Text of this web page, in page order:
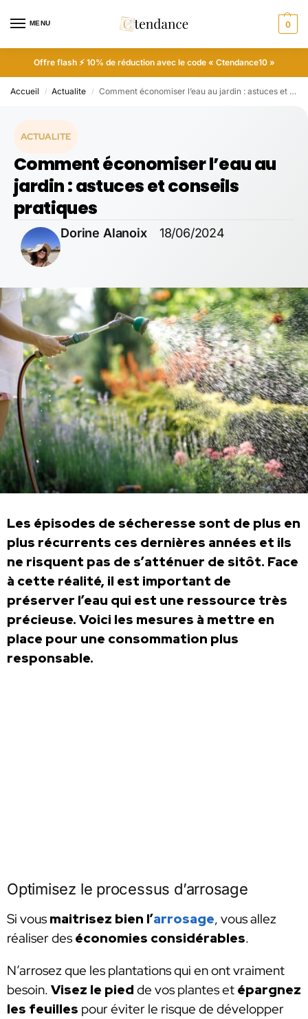
MENU 0
Offre flash ⚡ 10% de réduction avec le code « Ctendance10 »
Accueil / Actualite / Comment économiser l’eau au jardin : astuces et conseils pratiques
ACTUALITE
Comment économiser l’eau au
jardin : astuces et conseils
pratiques
Dorine Alanoix 18/06/2024
Les épisodes de sécheresse sont de plus en
plus récurrents ces dernières années et ils
ne risquent pas de s’atténuer de sitôt. Face
à cette réalité, il est important de
préserver l’eau qui est une ressource très
précieuse. Voici les mesures à mettre en
place pour une consommation plus
responsable.
Optimisez le processus d’arrosage
Si vous maitrisez bien l’arrosage, vous allez
réaliser des économies considérables.
N’arrosez que les plantations qui en ont vraiment
besoin. Visez le pied de vos plantes et épargnez
les feuilles pour éviter le risque de développer